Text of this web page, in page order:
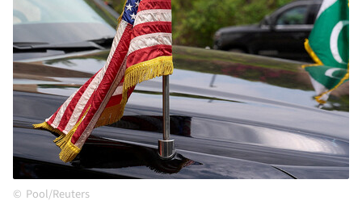
Pool/Reuters